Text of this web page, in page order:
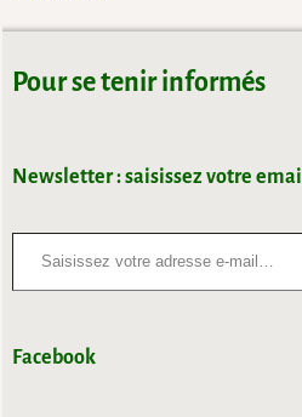
Pour se tenir informés
Newsletter : saisissez votre email
Facebook